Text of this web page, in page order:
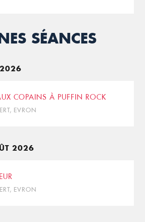
SÉANCES
COPAINS À PUFFIN ROCK
EVRON
2026
EVRON